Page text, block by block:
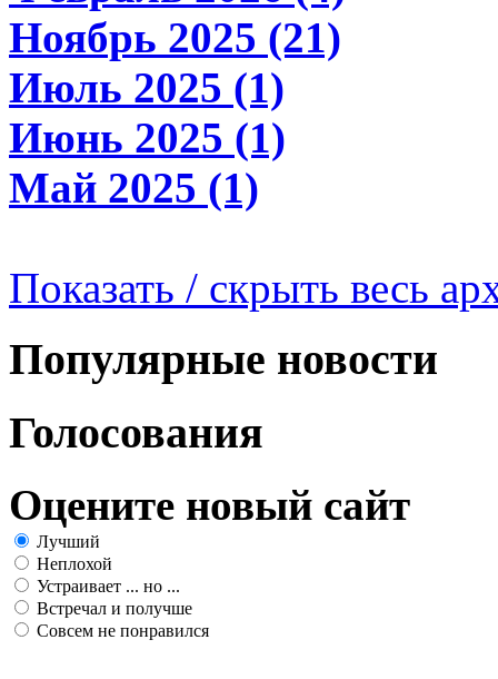
Ноябрь 2025 (21)
Июль 2025 (1)
Июнь 2025 (1)
Май 2025 (1)
Показать / скрыть весь
Популярные новости
Голосования
Оцените новый сайт
Лучший
Неплохой
Устраивает ... но ...
Встречал и получше
Совсем не понравился